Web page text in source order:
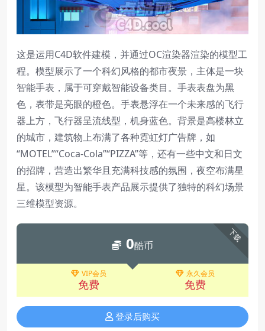
这是运用C4D软件建模，并通过OC渲染器渲染的模型工
程。模型展示了一个科幻风格的都市夜景，主体是一块
智能手表，属于可穿戴智能设备类目。手表表盘为黑
色，表带是亮眼的橙色。手表悬浮在一个未来感的飞行
器上方，飞行器呈流线型，机身蓝色。背景是高楼林立
的城市，建筑物上布满了各种霓虹灯广告牌，如
“MOTEL”“Coca-Cola”“PIZZA”等，还有一些中文和日文
的招牌，营造出繁华且充满科技感的氛围，夜空布满星
星。该模型为智能手表产品展示提供了独特的科幻场景
三维模型资源。
下载
0酷币
VIP会员
免费
永久会员
免费
登录后购买